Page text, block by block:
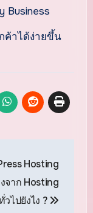
Business
ค้าได้ง่ายขึ้น
Hosting
จาก Hosting
วไปยังไง ?